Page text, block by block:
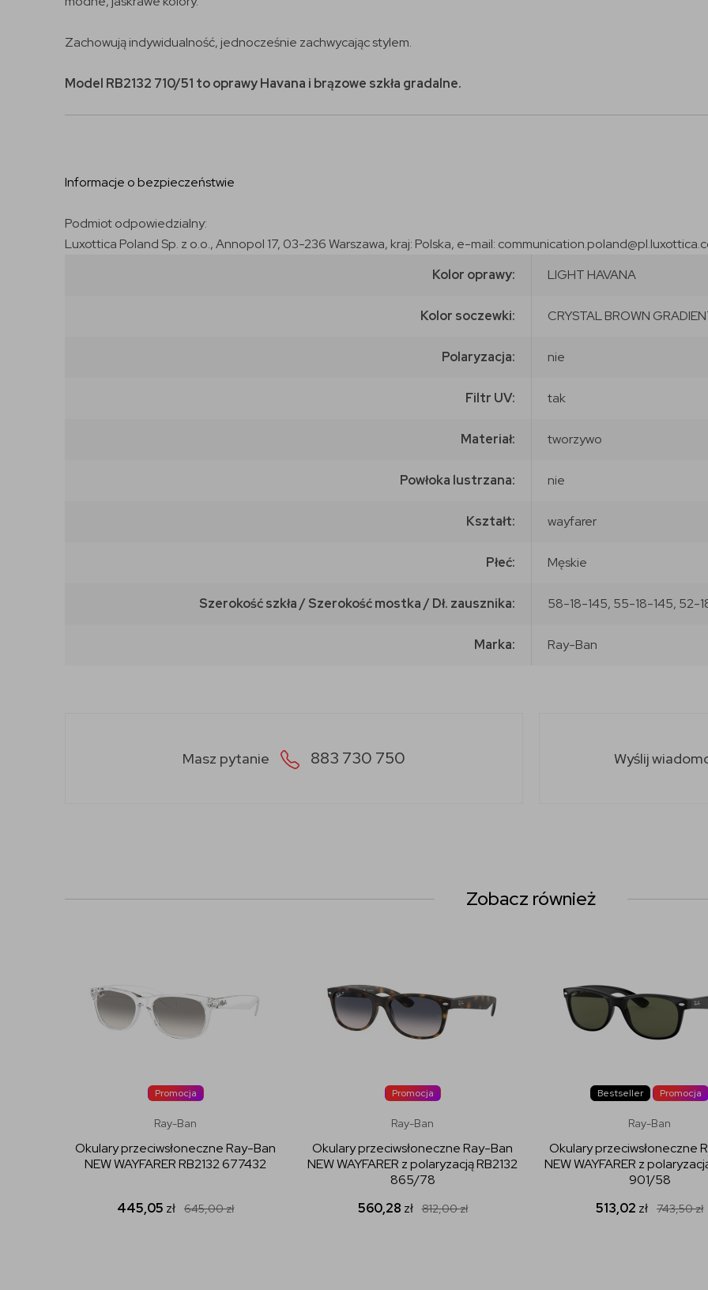
Zachowują indywidualność, jednocześnie zachwycając stylem.
Model RB2132 710/51 to oprawy Havana i brązowe szkła gradalne.
Informacje o bezpieczeństwie
Podmiot odpowiedzialny:
Luxottica Poland Sp. z o.o., Annopol 17, 03-236 Warszawa, kraj: Polska, e-mail:
Kolor oprawy:
LIGHT HAVANA
Kolor soczewki: CRYSTAL BROWN
Polaryzacja: nie
Filtr UV: tak
Materiał: tworzywo
Powłoka lustrzana: nie
Kształt: wayfarer
Płeć: Męskie
Szerokość szkła / Szerokość mostka / Dł. zausznika: 58-18-145, 55-18-145, 52-
Marka: Ray-Ban
Masz pytanie 883 730 750 Wyślij
Zobacz również
Promocja
Ray-Ban
Okulary przeciwsłoneczne Ray-Ban
NEW WAYFARER RB2132 677432
445,05 zł 645,00zł
Promocja
Ray-Ban
Okulary przeciwsłoneczne Ray-Ban
NEW WAYFARER z polaryzacją RB2132
865/78
560,28 zł 812,00zł
Bestseller Promocja
Ray-Ban
Okulary przeciwsłoneczne
NEW WAYFARER z
901/58
513,02 zł 743,50zł